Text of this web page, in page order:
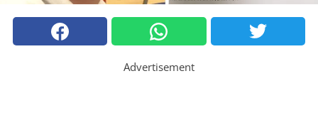
Advertisement